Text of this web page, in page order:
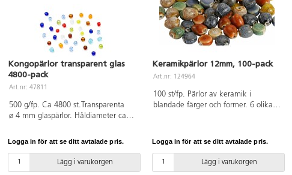
Kongopärlor transparent glas
4800-pack
Art.nr: 47811
500 g/fp. Ca 4800 st.Transparenta
ø 4 mm glaspärlor. Håldiameter ca
Logga in för att se ditt avtalade pris.
Lägg i varukorgen
Keramikpärlor 12mm, 100-pack
Art.nr: 124964
100 st/fp. Pärlor av keramik i
blandade färger och former. 6 olika
Logga in för att se ditt avtalade pris.
Lägg i varukorgen